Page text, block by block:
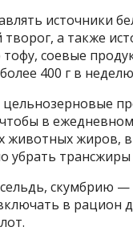
источники
а также
соевые
400 г в
в
животных жиров,
убрать
скумбрию —
в рацион